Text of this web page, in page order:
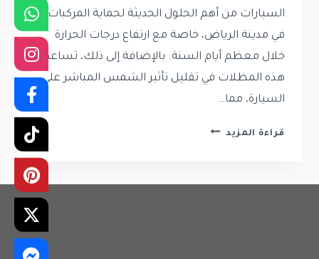
السيارات من أهم الحلول الحديثة لحماية المركبات
في مدينة الرياض، خاصة مع ارتفاع درجات الحرارة
خلال معظم أيام السنة. بالإضافة إلى ذلك، تساعد
هذه المظلات في تقليل تأثير الشمس المباشر على
السيارة، مما…
قراءة المزيد مظلات